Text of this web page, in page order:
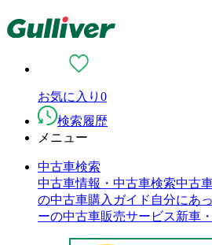
お気に入り 0
検索履歴
メニュー
中古車検索
中古車情報・中古車検索中古
の中古車購入ガイド 自分にあ
ーの中古車販売サービス新車